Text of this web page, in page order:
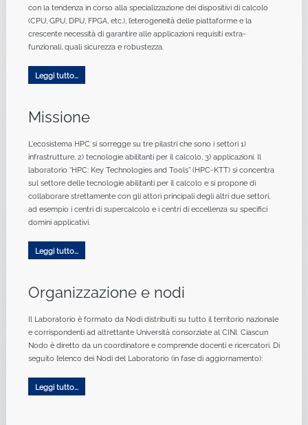
con la tendenza in corso alla specializzazione dei dispositivi di calcolo
(CPU, GPU, DPU, FPGA, etc.), l’eterogeneità delle piattaforme e la
crescente necessità di garantire alle applicazioni requisiti extra-
funzionali, quali sicurezza e robustezza.
Leggi tutto...
Missione
L'ecosistema HPC si sorregge su tre pilastri che sono i settori 1)
infrastrutture, 2) tecnologie abilitanti per il calcolo, 3) applicazioni. Il
laboratorio “HPC: Key Technologies and Tools” (HPC-KTT) si concentra
sul settore delle tecnologie abilitanti per il calcolo e si propone di
collaborare strettamente con gli attori principali degli altri due settori,
ad esempio i centri di supercalcolo e i centri di eccellenza su specifici
domini applicativi.
Leggi tutto...
Organizzazione e nodi
Il Laboratorio è formato da Nodi distribuiti su tutto il territorio nazionale
e corrispondenti ad altrettante Università consorziate al CINI. Ciascun
Nodo è diretto da un coordinatore e comprende docenti e ricercatori. Di
seguito l’elenco dei Nodi del Laboratorio (in fase di aggiornamento):
Leggi tutto...